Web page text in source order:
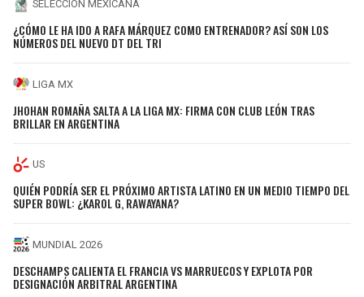
SELECCIÓN MEXICANA
¿CÓMO LE HA IDO A RAFA MÁRQUEZ COMO ENTRENADOR? ASÍ SON LOS
NÚMEROS DEL NUEVO DT DEL TRI
LIGA MX
JHOHAN ROMAÑA SALTA A LA LIGA MX: FIRMA CON CLUB LEÓN TRAS
BRILLAR EN ARGENTINA
US
QUIÉN PODRÍA SER EL PRÓXIMO ARTISTA LATINO EN UN MEDIO TIEMPO DEL
SUPER BOWL: ¿KAROL G, RAWAYANA?
MUNDIAL 2026
DESCHAMPS CALIENTA EL FRANCIA VS MARRUECOS Y EXPLOTA POR
DESIGNACIÓN ARBITRAL ARGENTINA